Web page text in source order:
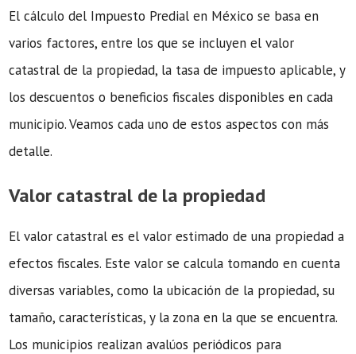
El cálculo del Impuesto Predial en México se basa en
varios factores, entre los que se incluyen el valor
catastral de la propiedad, la tasa de impuesto aplicable, y
los descuentos o beneficios fiscales disponibles en cada
municipio. Veamos cada uno de estos aspectos con más
detalle.
Valor catastral de la propiedad
El valor catastral es el valor estimado de una propiedad a
efectos fiscales. Este valor se calcula tomando en cuenta
diversas variables, como la ubicación de la propiedad, su
tamaño, características, y la zona en la que se encuentra.
Los municipios realizan avalúos periódicos para